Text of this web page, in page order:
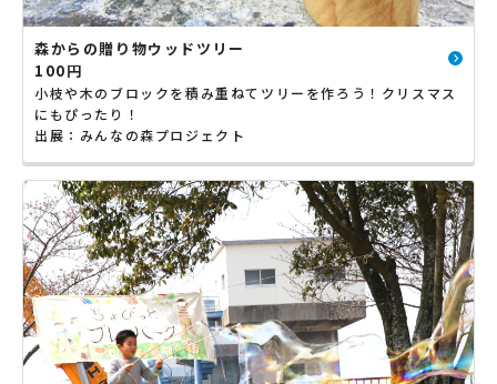
森からの贈り物ウッドツリー
100円
小枝や木のブロックを積み重ねてツリーを作ろう！クリスマス
にもぴったり！
出展：みんなの森プロジェクト